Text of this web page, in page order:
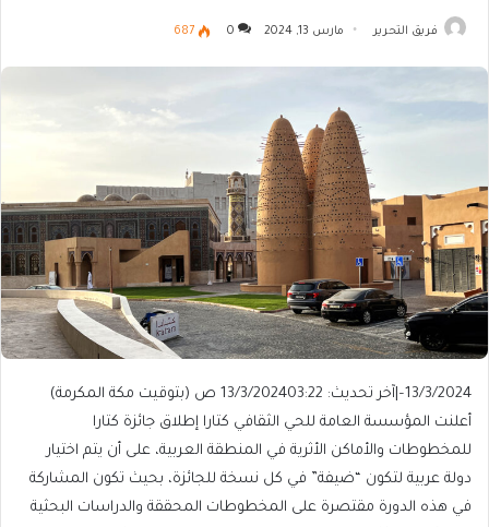
فريق التحرير مارس 13, 2024 0
687
13/3/2024
– آخر تحديث: 13/3/2024 03:22 ص (بتوقيت مكة المكرمة)
أعلنت المؤسسة العامة للحي الثقافي كتارا إطلاق جائزة كتارا
للمخطوطات والأماكن الأثرية في المنطقة العربية، على أن يتم اختيار
دولة عربية لتكون “ضيفة” في كل نسخة للجائزة، بحيث تكون المشاركة
في هذه الدورة مقتصرة على المخطوطات المحققة والدراسات البحثية